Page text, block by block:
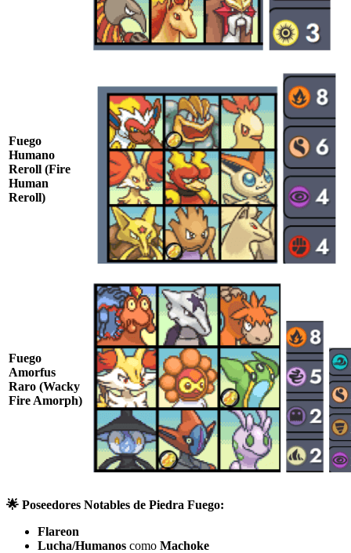
Fuego
Humano
Reroll (Fire
Human
Reroll)
Fuego
Amorfus
Raro (Wacky
Fire Amorph)
🌟 Poseedores Notables de Piedra Fuego:
Flareon
Lucha/Humanos como Machoke